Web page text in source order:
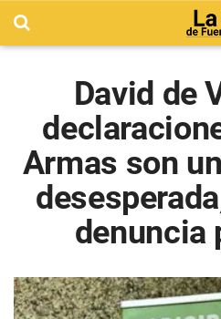
David de
Armas son
denuncia